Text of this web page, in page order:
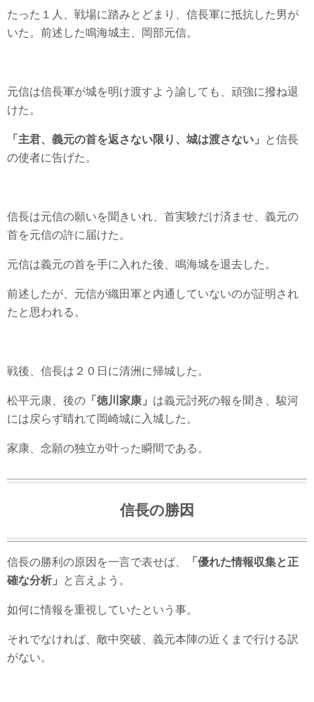
たった１人、戦場に踏みとどまり、信長軍に抵抗した男が
いた。前述した鳴海城主、岡部元信。
元信は信長軍が城を明け渡すよう諭しても、頑強に撥ね退
けた。
「主君、義元の首を返さない限り、城は渡さない」
と信長
の使者に告げた。
信長は元信の願いを聞きいれ、首実験だけ済ませ、義元の
首を元信の許に届けた。
元信は義元の首を手に入れた後、鳴海城を退去した。
前述したが、元信が織田軍と内通していないのが証明され
たと思われる。
戦後、信長は２０日に清洲に帰城した。
松平元康、後の 「徳川家康」 は義元討死の報を聞き、駿河
には戻らず晴れて岡崎城に入城した。
家康、念願の独立が叶った瞬間である。
信長の勝因
信長の勝利の原因を一言で表せば、
「優れた情報収集と正
確な分析」
と言えよう。
如何に情報を重視していたという事。
それでなければ、敵中突破、義元本陣の近くまで行ける訳
がない。